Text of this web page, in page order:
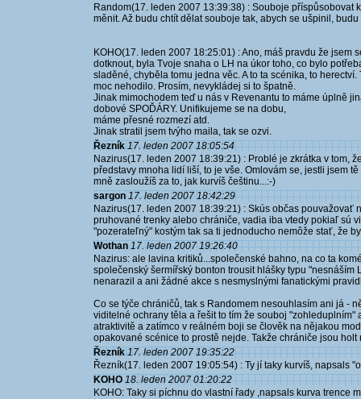
Random(17. leden 2007 13:39:38) : Souboje příspůsobovat
měnit. Až budu chtít dělat souboje tak, abych se ušpinil,
KOHO(17. leden 2007 18:25:01) : Ano, máš pravdu že jsem
dotknout, byla Tvoje snaha o LH na úkor toho, co bylo
sladěné, chyběla tomu jedna věc. A to ta scénika, to
moc nehodilo. Prosím, nevykládej si to špatně.
Jinak mimochodem teď u nás v Revenantu to máme úplně
dobové SPOĎÁRY. Unifikujeme se na dobu,
máme přesné rozmezí atd.
Jinak stratil jsem tvýho maila, tak se ozvi.
Řezník 17. leden 2007 18:05:54
Nazirus(17. leden 2007 18:39:21) : Problé je zkrátka v tom,
představy mnoha lidí liší, to je vše. Omlovám se, jestli jsem
mně zasloužíš za to, jak kurvíš češtinu...:-)
sargon 17. leden 2007 18:42:29
Nazirus(17. leden 2007 18:39:21) : Skús občas pouvažovať
pruhované trenky alebo chrániče, vadia iba vtedy pokiaľ sú
"pozerateľný" kostým tak sa ti jednoducho nemôže stať, že
Wothan 17. leden 2007 19:26:40
Nazirus: ale lavina kritiků...společenské bahno, na co ta
společenský šermířský bonton trousit hlášky typu
nenarazil a ani žádné akce s nesmyslnými fanatickými
Co se týče chráničů, tak s Randomem nesouhlasím ani já -
viditelné ochrany těla a řešit to tím že souboj
atraktivitě a zatímco v reálném boji se člověk na nějakou
opakované scénice to prostě nejde. Takže chrániče jsou holt
Řezník 17. leden 2007 19:35:22
Řezník(17. leden 2007 19:05:54) : Ty jí taky kurvíš, napsals
KOHO 18. leden 2007 01:20:22
KOHO: Taky si píchnu do vlastní řady ,napsals kurva trence